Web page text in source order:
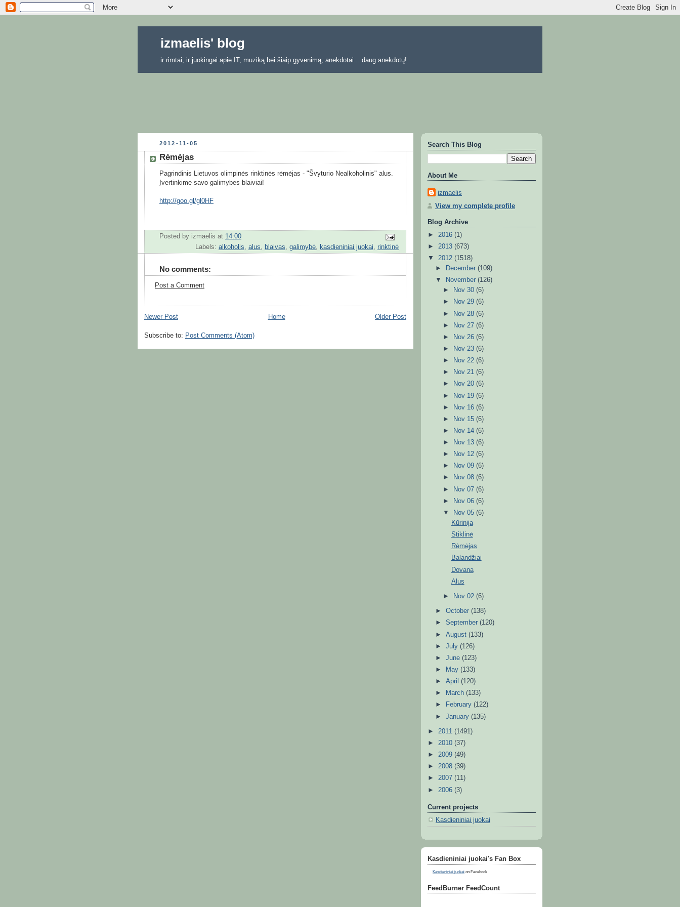
izmaelis' blog
ir rimtai, ir juokingai apie IT, muziką bei šiaip gyvenimą; anekdotai... daug anekdotų!
2012-11-05
Rėmėjas
Pagrindinis Lietuvos olimpinės rinktinės rėmėjas - "Švyturio Nealkoholinis" alus.
Įvertinkime savo galimybes blaiviai!
http://goo.gl/gl0HF
Posted by izmaelis at 14:00
Labels: alkoholis alus blaivas galimybė kasdieniniai juokai rinktinė
No comments:
Post a Comment
Newer Post Older Post
Home
Subscribe to: Post Comments (Atom)
Search This Blog
About Me
izmaelis
View my complete profile
Blog Archive
► 2016 (1)
► 2013 (673)
▼ 2012 (1518)
►
December(109)
▼
November(126)
►
Nov 30(6)
►
Nov 29(6)
►
Nov 28(6)
►
Nov 27(6)
►
Nov 26(6)
►
Nov 23(6)
►
Nov 22(6)
►
Nov 21(6)
►
Nov 20(6)
►
Nov 19(6)
►
Nov 16(6)
►
Nov 15(6)
►
Nov 14(6)
►
Nov 13(6)
►
Nov 12(6)
►
Nov 09(6)
►
Nov 08(6)
►
Nov 07(6)
►
Nov 06(6)
▼
Nov 05(6)
Kūrinija
Stiklinė
Rėmėjas
Balandžiai
Dovana
Alus
► Nov 02(6)
►October(138)
►September(120)
►August(133)
►July(126)
►June(123)
►
May(133)
►April(120)
►
March(133)
►
February(122)
►January(135)
► 2011 (1491)
► 2010 (37)
► 2009 (49)
► 2008 (39)
► 2007 (11)
► 2006 (3)
Current projects
Kasdieniniai juokai
Kasdieniniai juokai's Fan Box
Kasdieniniai juokai on Facebook
FeedBurner FeedCount